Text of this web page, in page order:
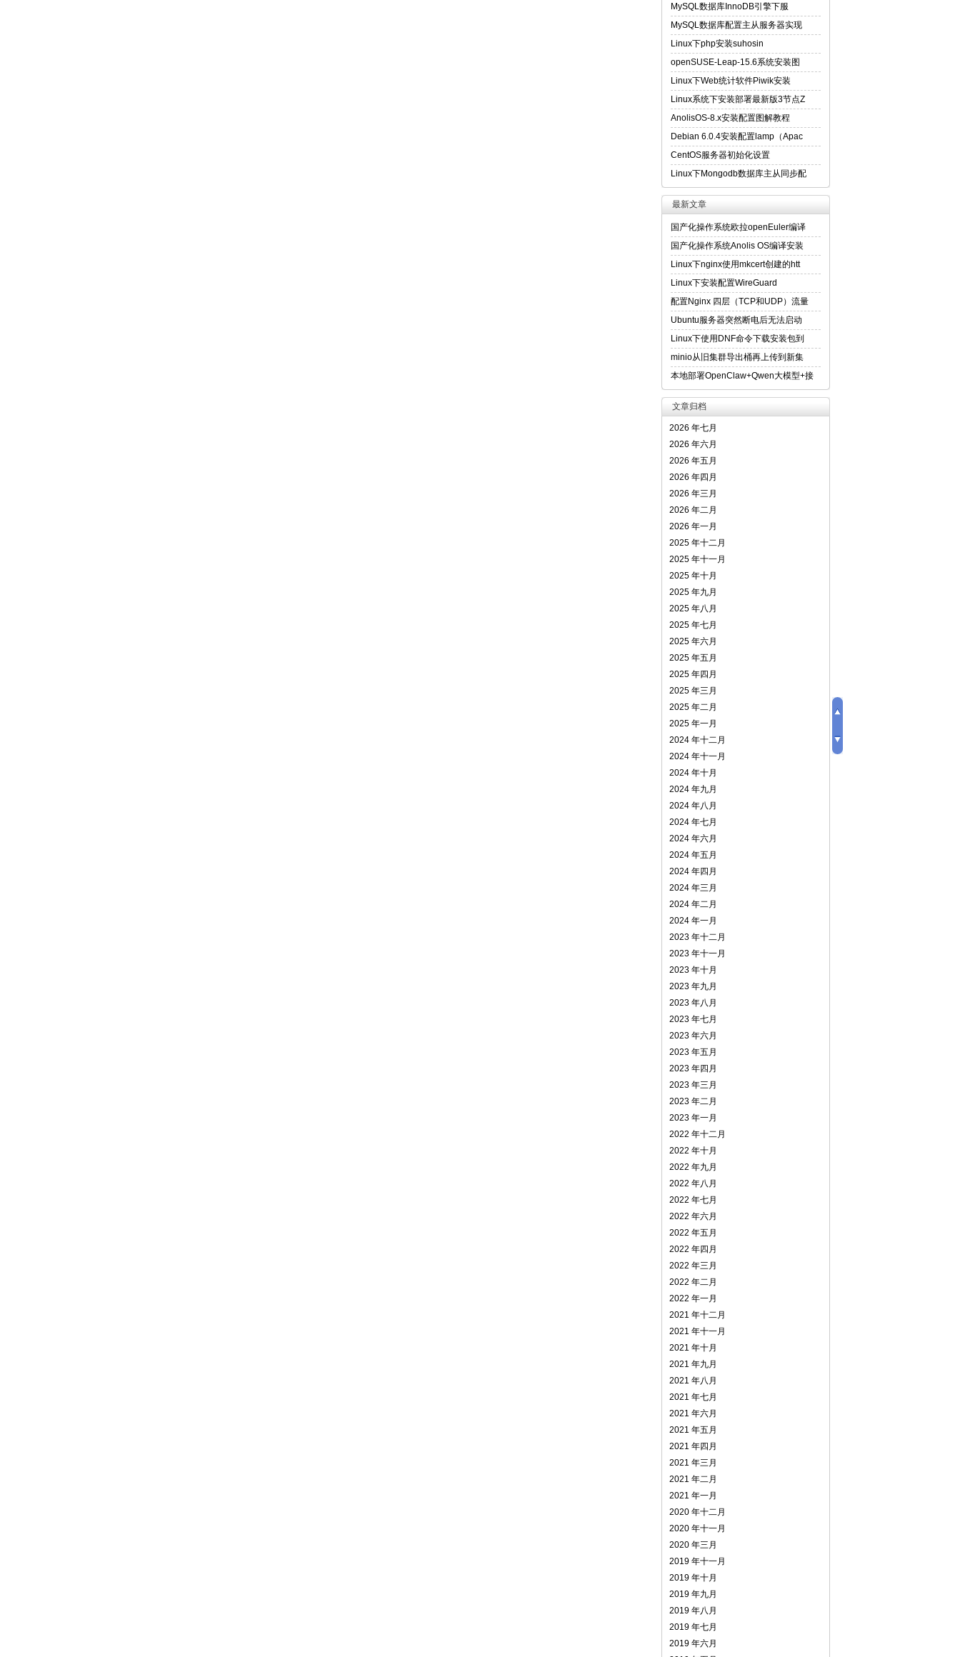
MySQL数据库InnoDB引擎下服
MySQL数据库配置主从服务器实现
Linux下php安装suhosin
openSUSE-Leap-15.6系统安装图
Linux下Web统计软件Piwik安装
Linux系统下安装部署最新版3节点Z
AnolisOS-8.x安装配置图解教程
Debian 6.0.4安装配置lamp（Apac
CentOS服务器初始化设置
Linux下Mongodb数据库主从同步配
最新文章
国产化操作系统欧拉openEuler编译
国产化操作系统Anolis OS编译安装
Linux下nginx使用mkcert创建的htt
Linux下安装配置WireGuard
配置Nginx 四层（TCP和UDP）流量
Ubuntu服务器突然断电后无法启动
Linux下使用DNF命令下载安装包到
minio从旧集群导出桶再上传到新集
本地部署OpenClaw+Qwen大模型+接
文章归档
2026 年七月
2026 年六月
2026 年五月
2026 年四月
2026 年三月
2026 年二月
2026 年一月
2025 年十二月
2025 年十一月
2025 年十月
2025 年九月
2025 年八月
2025 年七月
2025 年六月
2025 年五月
2025 年四月
2025 年三月
2025 年二月
2025 年一月
2024 年十二月
2024 年十一月
2024 年十月
2024 年九月
2024 年八月
2024 年七月
2024 年六月
2024 年五月
2024 年四月
2024 年三月
2024 年二月
2024 年一月
2023 年十二月
2023 年十一月
2023 年十月
2023 年九月
2023 年八月
2023 年七月
2023 年六月
2023 年五月
2023 年四月
2023 年三月
2023 年二月
2023 年一月
2022 年十二月
2022 年十月
2022 年九月
2022 年八月
2022 年七月
2022 年六月
2022 年五月
2022 年四月
2022 年三月
2022 年二月
2022 年一月
2021 年十二月
2021 年十一月
2021 年十月
2021 年九月
2021 年八月
2021 年七月
2021 年六月
2021 年五月
2021 年四月
2021 年三月
2021 年二月
2021 年一月
2020 年十二月
2020 年十一月
2020 年三月
2019 年十一月
2019 年十月
2019 年九月
2019 年八月
2019 年七月
2019 年六月